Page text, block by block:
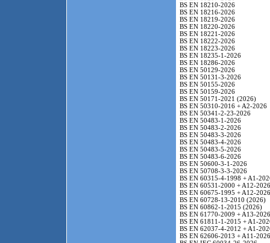
BS EN 18210-2026
BS EN 18216-2026
BS EN 18219-2026
BS EN 18220-2026
BS EN 18221-2026
BS EN 18222-2026
BS EN 18223-2026
BS EN 18235-1-2026
BS EN 18286-2026
BS EN 50129-2026
BS EN 50131-3-2026
BS EN 50155-2026
BS EN 50159-2026
BS EN 50171-2021 (2026)
BS EN 50310-2016 + A2-2026
BS EN 50341-2-23-2026
BS EN 50483-1-2026
BS EN 50483-2-2026
BS EN 50483-3-2026
BS EN 50483-4-2026
BS EN 50483-5-2026
BS EN 50483-6-2026
BS EN 50600-3-1-2026
BS EN 50708-3-3-2026
BS EN 60315-4-1998 + A1-
BS EN 60531-2000 + A12-2026
BS EN 60675-1995 + A12-2026
BS EN 60728-13-2010 (2026)
BS EN 60862-1-2015 (2026)
BS EN 61770-2009 + A13-2026
BS EN 61811-1-2015 + A1-
BS EN 62037-4-2012 + A1-
BS EN 62606-2013 + A11-2026